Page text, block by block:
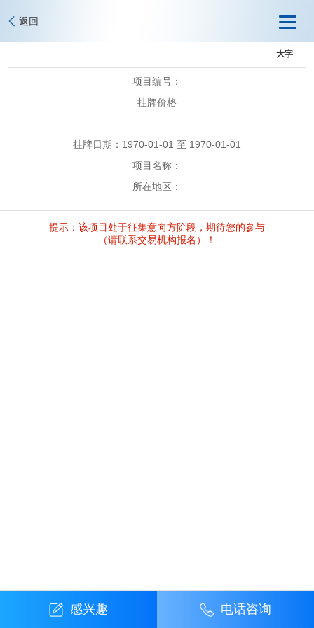
返回
大字
项目编号：
挂牌价格
挂牌日期：1970-01-01 至 1970-01-01
项目名称：
所在地区：
提示：该项目处于征集意向方阶段，期待您的参与
（请联系交易机构报名）！
感兴趣 电话咨询